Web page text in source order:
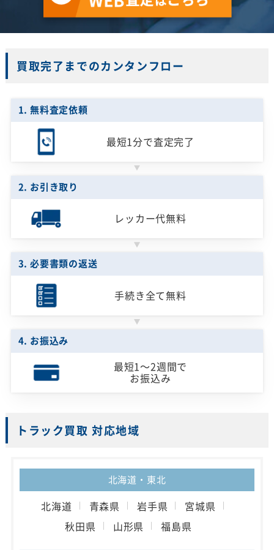
買取完了までのカンタンフロー
1. 無料査定依頼
最短1分で査定完了
2. お引き取り
レッカー代無料
3. 必要書類の返送
手続き全て無料
4. お振込み
最短1～2週間で
お振込み
トラック買取 対応地域
北海道・東北
北海道 青森県 岩手県
宮城県
秋田県
山形県 福島県